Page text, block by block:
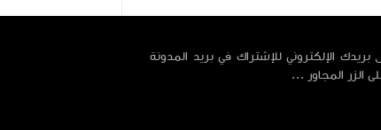
الإلكتروني للإشتراك في بريد المدونة
الزر المجاور ...